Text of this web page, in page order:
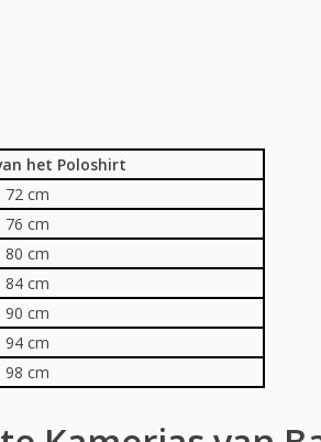
het Poloshirt
72 cm
76 cm
80 cm
84 cm
90 cm
94 cm
98 cm